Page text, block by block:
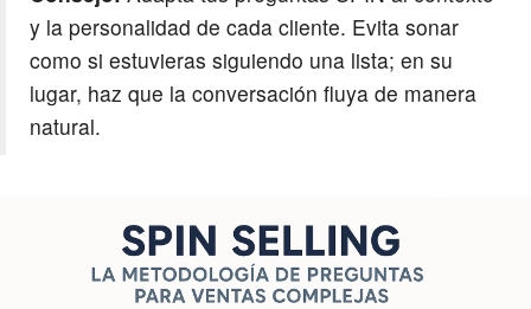
y la personalidad de cada cliente. Evita sonar
como si estuvieras siguiendo una lista; en su
lugar, haz que la conversación fluya de manera
natural.